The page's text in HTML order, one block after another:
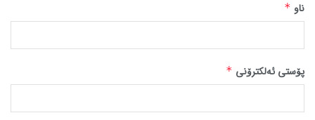
ناو *
پۆستی ئەلکترۆنی *